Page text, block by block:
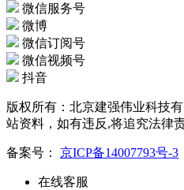
微信服务号
微博
微信订阅号
微信视频号
抖音
版权所有：北京建强伟业科技
站资料，如有违反,将追究法律
备案号： 京ICP备14007793号-3
在线客服